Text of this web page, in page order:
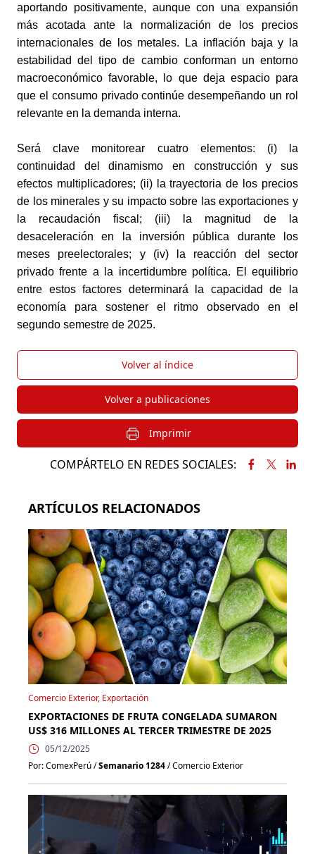
aportando positivamente, aunque con una expansión
más acotada ante la normalización de los precios
internacionales de los metales. La inflación baja y la
estabilidad del tipo de cambio conforman un entorno
macroeconómico favorable, lo que deja espacio para
que el consumo privado continúe desempeñando un rol
relevante en la demanda interna.
Será clave monitorear cuatro elementos: (i) la
continuidad del dinamismo en construcción y sus
efectos multiplicadores; (ii) la trayectoria de los precios
de los minerales y su impacto sobre las exportaciones y
la recaudación fiscal; (iii) la magnitud de la
desaceleración en la inversión pública durante los
meses preelectorales; y (iv) la reacción del sector
privado frente a la incertidumbre política. El equilibrio
entre estos factores determinará la capacidad de la
economía para sostener el ritmo observado en el
segundo semestre de 2025.
Volver al índice
Volver a publicaciones
Imprimir
COMPÁRTELO EN REDES SOCIALES:
ARTÍCULOS RELACIONADOS
Comercio Exterior, Exportación
EXPORTACIONES DE FRUTA CONGELADA SUMARON
US$ 316 MILLONES AL TERCER TRIMESTRE DE 2025
05/12/2025
Por: ComexPerú /Semanario 1284/ Comercio Exterior